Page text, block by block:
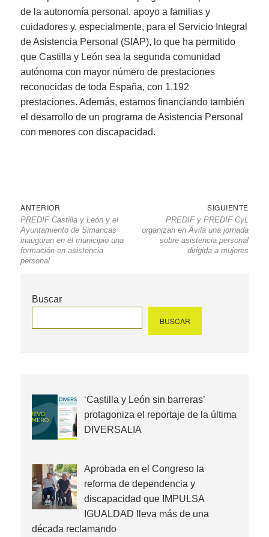
de la autonomía personal, apoyo a familias y
cuidadores y, especialmente, para el Servicio Integral
de Asistencia Personal (SIAP), lo que ha permitido
que Castilla y León sea la segunda comunidad
autónoma con mayor número de prestaciones
reconocidas de toda España, con 1.192
prestaciones. Además, estamos financiando también
el desarrollo de un programa de Asistencia Personal
con menores con discapacidad.
Navegación
de
entradas
ANTERIOR
anterior
PREDIF Castilla y León y el
Ayuntamiento de Simancas
inauguran en el municipio una
formación en asistencia
personal
SIGUIENTE
PREDIF y PREDIF CyL
organizan en Ávila una jornada
sobre asistencia personal
dirigida a mujeres
Buscar
BUSCAR
‘Castilla y León sin barreras’
protagoniza el reportaje de la última
DIVERSALIA
Aprobada en el Congreso la
reforma de dependencia y
discapacidad que IMPULSA
IGUALDAD lleva más de una
década reclamando